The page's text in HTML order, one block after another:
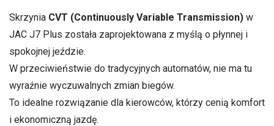
Skrzynia CVT (Continuously Variable Transmission) w
JAC J7 Plus została zaprojektowana z myślą o płynnej i
spokojnej jeździe.
W przeciwieństwie do tradycyjnych automatów, nie ma tu
wyraźnie wyczuwalnych zmian biegów.
To idealne rozwiązanie dla kierowców, którzy cenią komfort
i ekonomiczną jazdę.